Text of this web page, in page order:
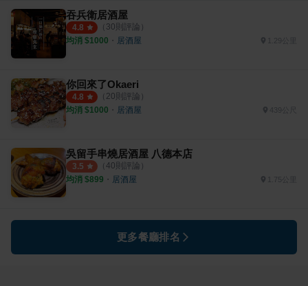
吞兵衛居酒屋
4.8 （ 30則評論）
均消 $1000 ・ 居酒屋
你回來了Okaeri
4.8 （ 20則評論）
均消 $1000 ・ 居酒屋 439公尺
吳留手串燒居酒屋 八德本店
3.5 （ 40則評論）
均消 $899 ・ 居酒屋 1.75公里
更多餐廳排名